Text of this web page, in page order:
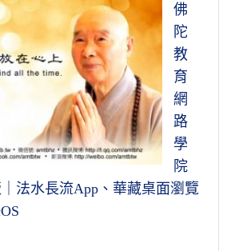
佛
陀
教
育
網
路
學
院
法水長流App、華藏桌面瀏覽